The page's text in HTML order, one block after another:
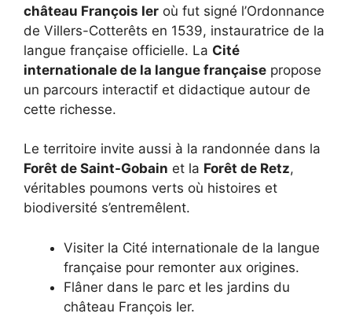
château François Ier où fut signé l’Ordonnance
de Villers-Cotterêts en 1539, instauratrice de la
langue française officielle. La Cité
internationale de la langue française propose
un parcours interactif et didactique autour de
cette richesse.
Le territoire invite aussi à la randonnée dans la
Forêt de Saint-Gobain et la Forêt de Retz,
véritables poumons verts où histoires et
biodiversité s’entremêlent.
Visiter la Cité internationale de la langue
française pour remonter aux origines.
Flâner dans le parc et les jardins du
château François Ier.